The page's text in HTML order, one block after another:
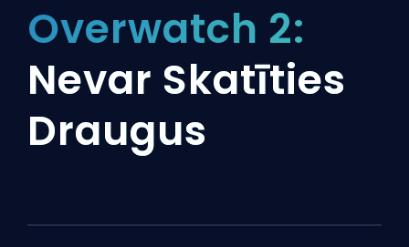
Overwatch 2:
Nevar Skatīties
Draugus